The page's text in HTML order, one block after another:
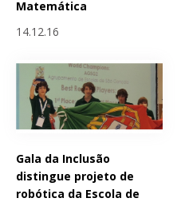
Matemática
14.12.16
Gala da Inclusão
distingue projeto de
robótica da Escola de